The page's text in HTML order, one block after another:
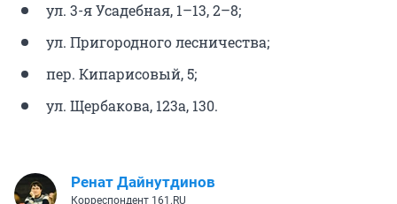
ул. 3-я Усадебная, 1–13, 2–8;
ул. Пригородного лесничества;
пер. Кипарисовый, 5;
ул. Щербакова, 123а, 130.
Ренат Дайнутдинов
Корреспондент 161.RU